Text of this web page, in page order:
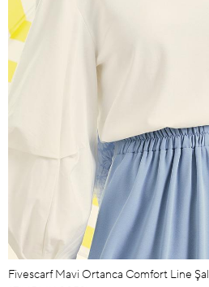
Fivescarf Mavi Ortanca Comfort Line Şal